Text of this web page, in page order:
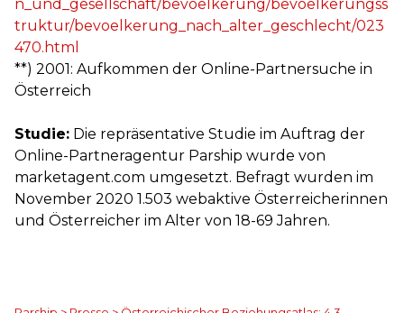
n_und_gesellschaft/bevoelkerung/bevoelkerungss
truktur/bevoelkerung_nach_alter_geschlecht/023
470.html
**) 2001: Aufkommen der Online-Partnersuche in
Österreich
Studie: Die repräsentative Studie im Auftrag der
Online-Partneragentur Parship wurde von
marketagent.com umgesetzt. Befragt wurden im
November 2020 1.503 webaktive Österreicherinnen
und Österreicher im Alter von 18-69 Jahren.